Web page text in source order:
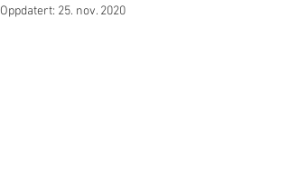
Oppdatert: 25. nov. 2020